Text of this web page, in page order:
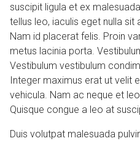
suscipit ligula et ex
tellus leo, iaculis eget nulla sit
Nam id placerat felis. Proin
metus lacinia porta.
Vestibulum vestibulum
Integer maximus erat ut velit
vehicula. Nam ac neque et
Quisque congue a leo at
Duis volutpat malesuada